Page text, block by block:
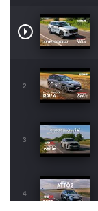
2
3
4